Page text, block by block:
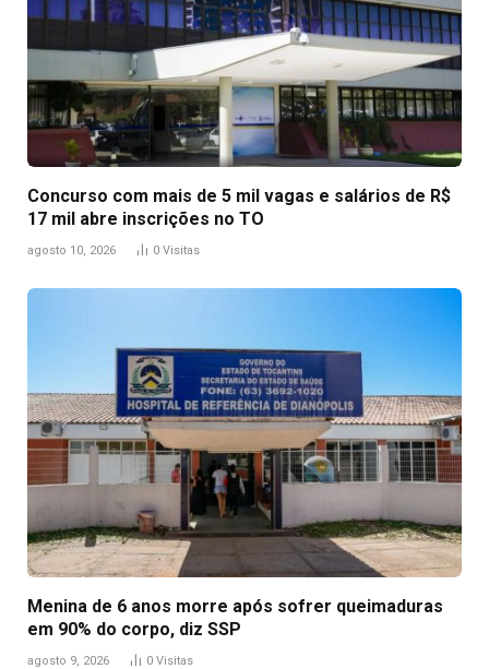
Concurso com mais de 5 mil vagas e salários de R$
17 mil abre inscrições no TO
agosto 10, 2026 0 Visitas
Menina de 6 anos morre após sofrer queimaduras
em 90% do corpo, diz SSP
agosto 9, 2026 0 Visitas